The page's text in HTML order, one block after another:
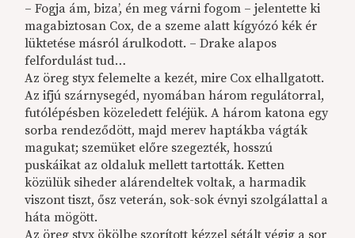
– Fogja ám, biza’, én meg várni fogom – jelentette ki
magabiztosan Cox, de a szeme alatt kígyózó kék ér
lüktetése másról árulkodott. – Drake alapos
felfordulást tud…
Az öreg styx felemelte a kezét, mire Cox elhallgatott.
Az ifjú szárnysegéd, nyomában három regulátorral,
futólépésben közeledett feléjük. A három katona egy
sorba rendeződött, majd merev haptákba vágták
magukat; szemüket előre szegezték, hosszú
puskáikat az oldaluk mellett tartották. Ketten
közülük siheder alárendeltek voltak, a harmadik
viszont tiszt, ősz veterán, sok-sok évnyi szolgálattal a
háta mögött.
Az öreg styx ökölbe szorított kézzel sétált végig a sor